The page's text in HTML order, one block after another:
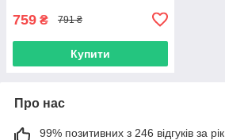
759 ₴ 791 ₴
Купити
Про нас
99% позитивних з 246 відгуків за рік